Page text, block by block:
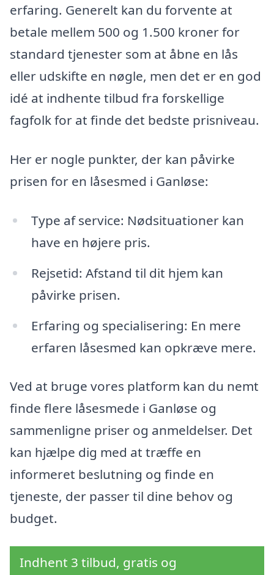
erfaring. Generelt kan du forvente at
betale mellem 500 og 1.500 kroner for
standard tjenester som at åbne en lås
eller udskifte en nøgle, men det er en god
idé at indhente tilbud fra forskellige
fagfolk for at finde det bedste prisniveau.
Her er nogle punkter, der kan påvirke
prisen for en låsesmed i Ganløse:
Type af service: Nødsituationer kan
have en højere pris.
Rejsetid: Afstand til dit hjem kan
påvirke prisen.
Erfaring og specialisering: En mere
erfaren låsesmed kan opkræve mere.
Ved at bruge vores platform kan du nemt
finde flere låsesmede i Ganløse og
sammenligne priser og anmeldelser. Det
kan hjælpe dig med at træffe en
informeret beslutning og finde en
tjeneste, der passer til dine behov og
budget.
Indhent 3 tilbud, gratis og